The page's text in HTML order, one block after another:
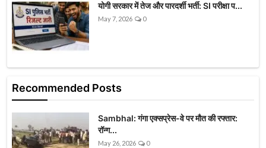
योगी सरकार में तेज और पारदर्शी भर्ती: SI परीक्षा प...
May 7, 2026 0
Recommended Posts
Sambhal: गंगा एक्सप्रेस-वे पर मौत की रफ्तार:
रॉन्ग...
May 26, 2026 0